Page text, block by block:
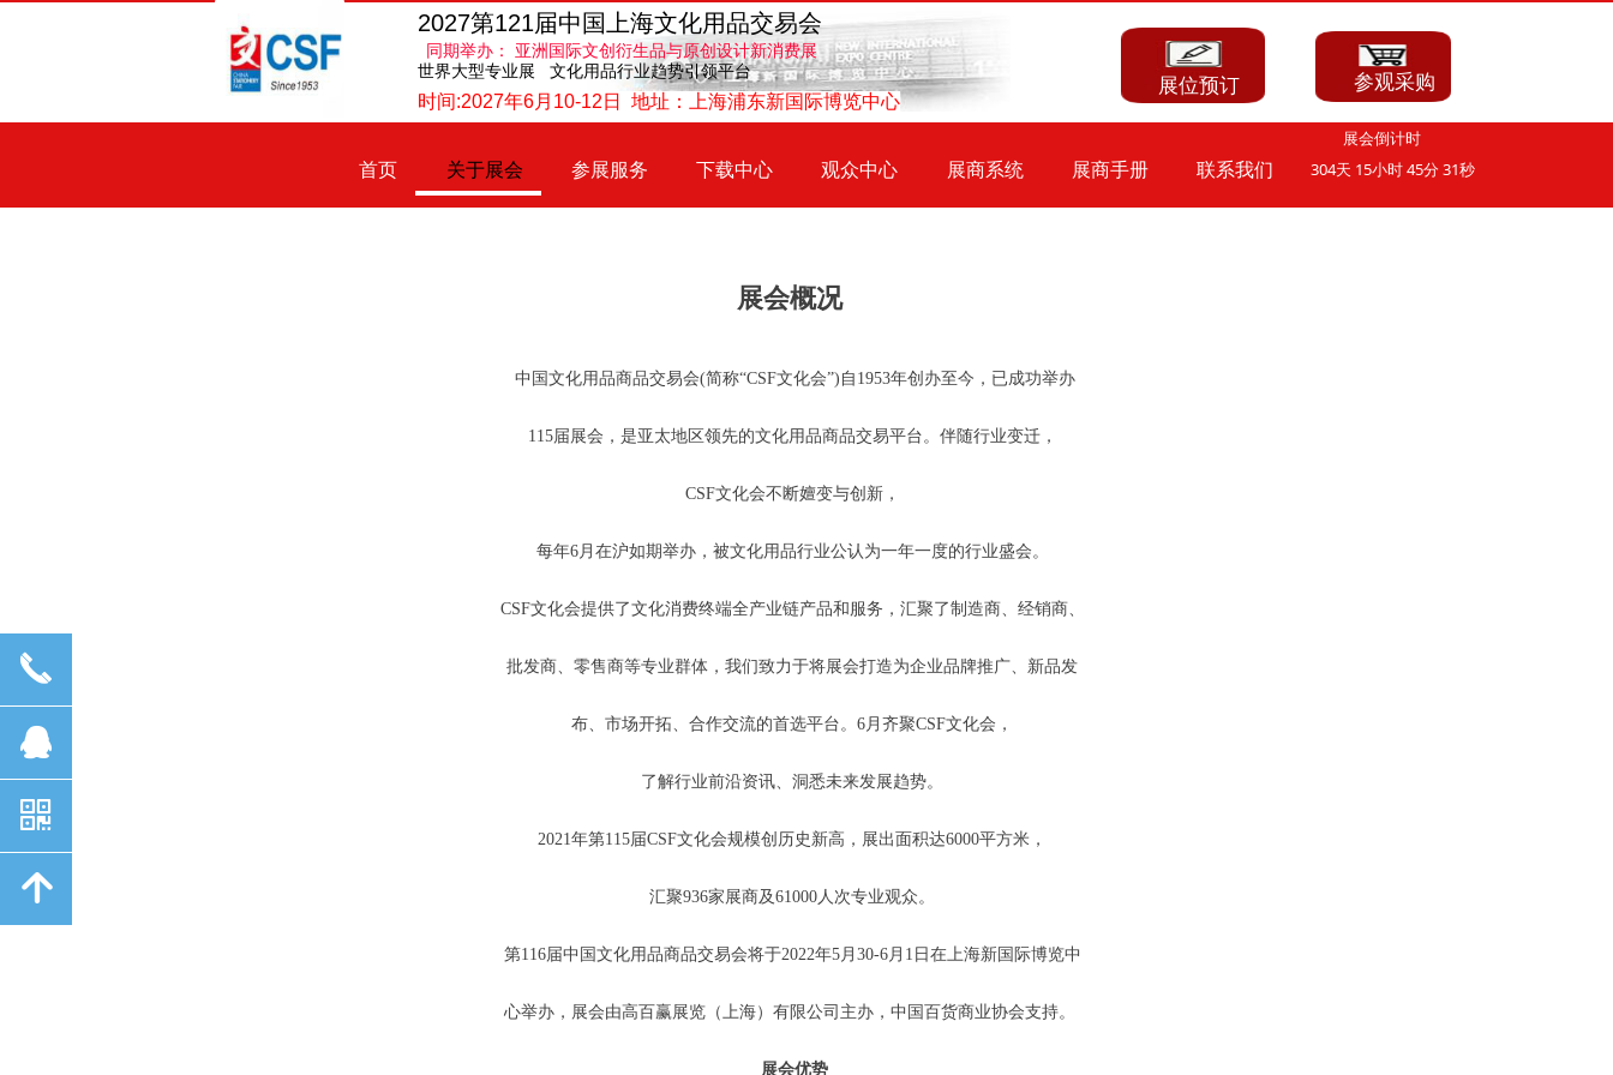
首页 关于展会 参展服务 下载中心 观众中心 展商系统 展商手册 联系我们
2027第121届中国上海文化用品交易会
世界大型专业展 文化用品行业趋势引领平台
时间:2027年6月10-12日 地址：上海浦东新国际博览中心
展会倒计时
304天 15小时45分30秒
展位预订 参观采购
容易。-双击进行编辑
同期举办： 亚洲国际文创衍生品与原创设计新消费展
展会概况
中国文化用品商品交易会(简称“CSF文化会”)自1953年创办至今，已成功举办
115届展会，是亚太地区领先的文化用品商品交易平台。伴随行业变迁，
CSF文化会不断嬗变与创新，
每年6月在沪如期举办，被文化用品行业公认为一年一度的行业盛会。
CSF文化会提供了文化消费终端全产业链产品和服务，汇聚了制造商、经销商、
批发商、零售商等专业群体，我们致力于将展会打造为企业品牌推广、新品发
布、市场开拓、合作交流的首选平台。6月齐聚CSF文化会，
了解行业前沿资讯、洞悉未来发展趋势。
2021年第115届CSF文化会规模创历史新高，展出面积达6000平方米，
汇聚936家展商及61000人次专业观众。
第116届中国文化用品商品交易会将于2022年5月30-6月1日在上海新国际博览中
心举办，展会由高百赢展览（上海）有限公司主办，中国百货商业协会支持。
展会优势
끅
뀩
낃
녕